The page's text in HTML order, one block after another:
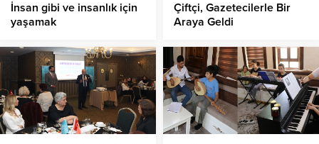
İnsan gibi ve insanlık için
yaşamak
Çiftçi, Gazetecilerle Bir
Araya Geldi